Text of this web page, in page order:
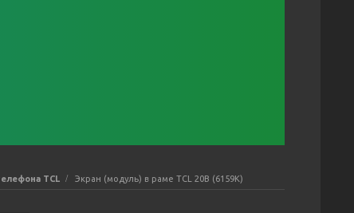
TCL Экран (модуль) в раме TCL 20B (6159K)